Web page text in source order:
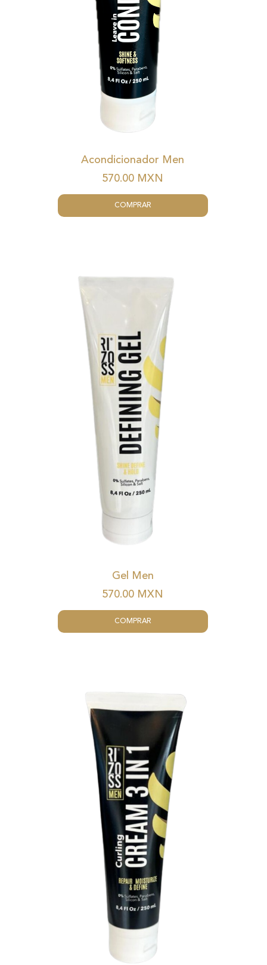
Acondicionador Men
570.00 MXN
COMPRAR
Gel Men
570.00 MXN
COMPRAR